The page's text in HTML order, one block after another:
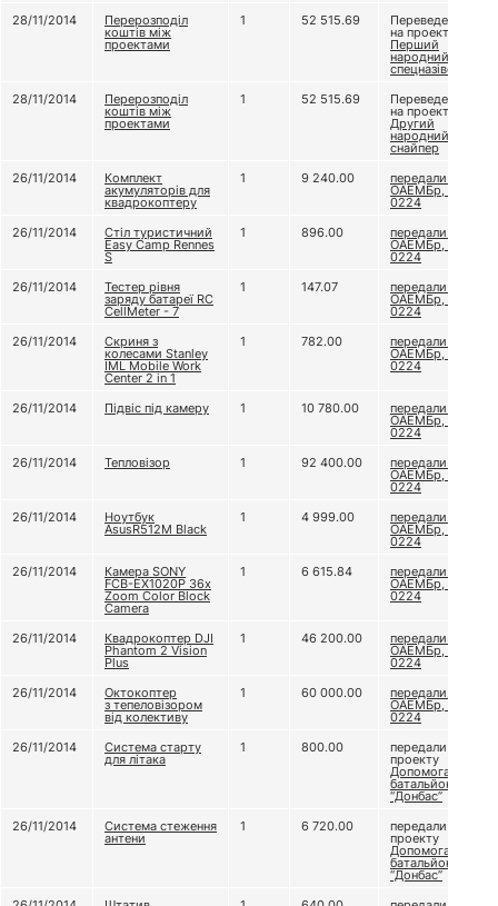
28/11/2014
Перерозподіл
коштів між
проектами
1 52 515.69 Переведено
на проект
Перший
народний
спецназівець
28/11/2014
Перерозподіл
коштів між
проектами
1 52 515.69 Переведено
на проект
Другий
народний
снайпер
26/11/2014
Комплект
акумуляторів для
квадрокоптеру
1 9 240.00 передали 79
ОАЕМБр, в/ч А
0224
26/11/2014
Стіл туристичний
Easy Camp Rennes
S
1 896.00 передали 79
ОАЕМБр, в/ч А
0224
26/11/2014
Тестер рівня
заряду батареї RC
CellMeter - 7
1 147.07 передали 79
ОАЕМБр, в/ч А
0224
26/11/2014
Скриня з
колесами Stanley
IML Mobile Work
Center 2 in 1
1 782.00 передали 79
ОАЕМБр, в/ч А
0224
26/11/2014 Підвіс під камеру 1 10 780.00 передали 79
ОАЕМБр, в/ч А
0224
26/11/2014
Тепловізор 1 92 400.00 передали 79
ОАЕМБр, в/ч А
0224
26/11/2014
Ноутбук
AsusR512M Black
1 4 999.00 передали 79
ОАЕМБр, в/ч А
0224
26/11/2014
Камера SONY
FCB-EX1020P 36x
Zoom Color Block
Camera
1 6 615.84 передали 79
ОАЕМБр, в/ч А
0224
26/11/2014 Квадрокоптер DJI
Phantom 2 Vision
Plus
1 46 200.00 передали 79
ОАЕМБр, в/ч А
0224
26/11/2014
Октокоптер
з тепеловізором
від колективу
1 60 000.00 передали 79
ОАЕМБр, в/ч А
0224
26/11/2014
Система старту
для літака
1 800.00 передали
проекту
Допомога
батальйону
“Донбас”
26/11/2014
Система стеження
антени
1 6 720.00 передали
проекту
Допомога
батальйону
“Донбас”